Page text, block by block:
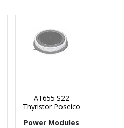
AT655 S22
Thyristor Poseico
Power Modules